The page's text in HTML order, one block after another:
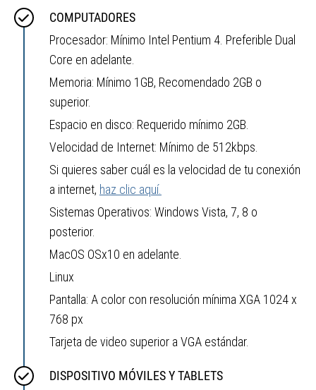
COMPUTADORES
Procesador: Mínimo Intel Pentium 4. Preferible Dual
Core en adelante.
Memoria: Mínimo 1GB, Recomendado 2GB o
superior.
Espacio en disco: Requerido mínimo 2GB.
Velocidad de Internet: Mínimo de 512kbps.
Si quieres saber cuál es la velocidad de tu conexión
a internet, haz clic aquí.
Sistemas Operativos: Windows Vista, 7, 8 o
posterior.
MacOS OSx10 en adelante.
Linux
Pantalla: A color con resolución mínima XGA 1024 x
768 px
Tarjeta de video superior a VGA estándar.
DISPOSITIVO MÓVILES Y TABLETS